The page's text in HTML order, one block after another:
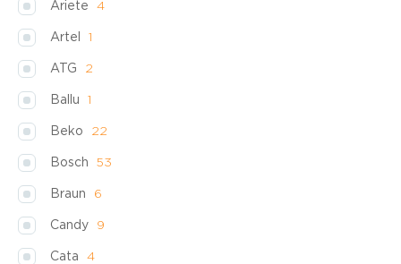
Ariete 4
Artel 1
ATG 2
Ballu 1
Beko 22
Bosch 53
Braun 6
Candy 9
Cata 4